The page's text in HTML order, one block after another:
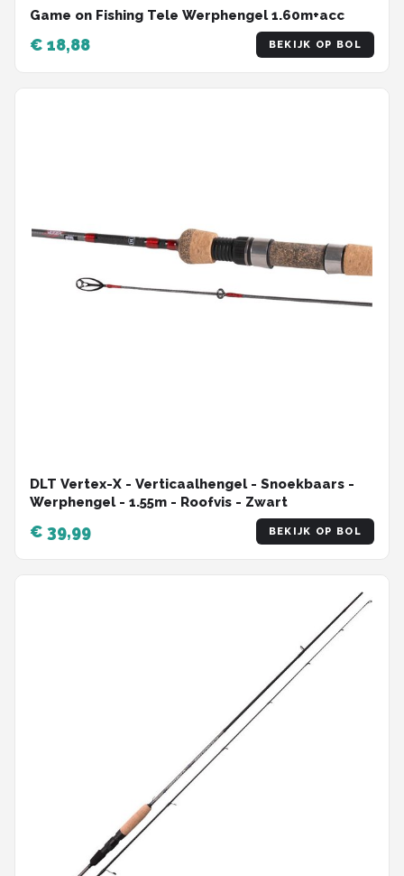
Game on Fishing Tele Werphengel 1.60m+acc
€ 18,88 BEKIJK OP BOL
DLT Vertex-X - Verticaalhengel - Snoekbaars -
Werphengel - 1.55m - Roofvis - Zwart
€ 39,99 BEKIJK OP BOL